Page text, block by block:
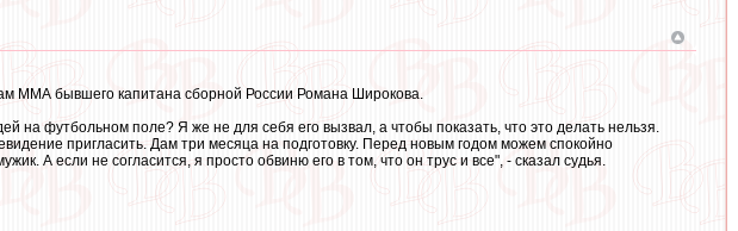
ММА бывшего капитана сборной России Романа Широкова.
на футбольном поле? Я же не для себя его вызвал, а чтобы показать, что это делать нельзя.
пригласить. Дам три месяца на подготовку. Перед новым годом можем спокойно
А если не согласится, я просто обвиню его в том, что он трус и все", - сказал судья.